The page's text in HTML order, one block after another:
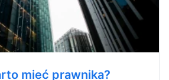
mieć prawnika?